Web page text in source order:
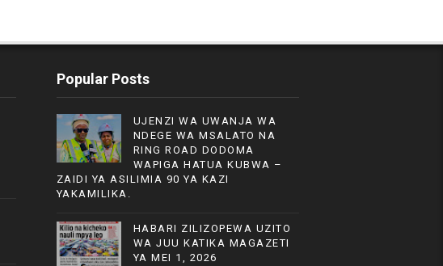
Popular Posts
UJENZI WA UWANJA WA
NDEGE WA MSALATO NA
RING ROAD DODOMA
WAPIGA HATUA KUBWA –
ZAIDI YA ASILIMIA 90 YA KAZI
YAKAMILIKA.
HABARI ZILIZOPEWA UZITO
WA JUU KATIKA MAGAZETI
YA MEI 1, 2026